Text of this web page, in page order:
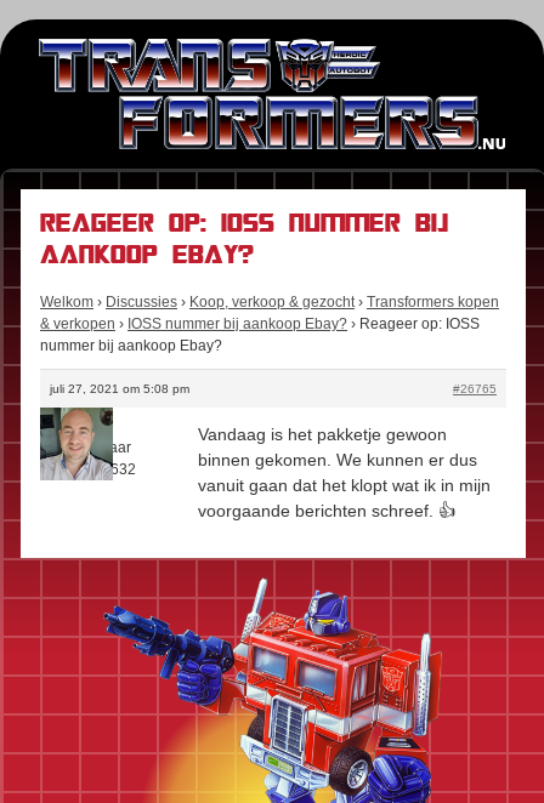
Reageer op: IOSS nummer bij
aankoop Ebay?
Welkom › Discussies › Koop, verkoop & gezocht › Transformers kopen
& verkopen › IOSS nummer bij aankoop Ebay? › Reageer op: IOSS
nummer bij aankoop Ebay?
juli 27, 2021 om 5:08 pm #26765
Floris
Rol:Eigenaar
Berichten:632
Vandaag is het pakketje gewoon
binnen gekomen. We kunnen er dus
vanuit gaan dat het klopt wat ik in mijn
voorgaande berichten schreef. 👍